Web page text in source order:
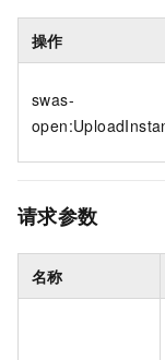
操作
swas-
请求参数
名称